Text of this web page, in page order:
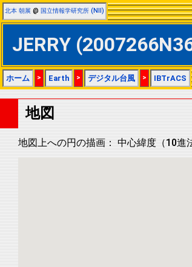
北本 朝展 @ 国立情報学研究所 (NII)
JERRY
ホーム > Earth > デジタル台風 > IBTrACS
地図
地図上への円の描画： 中心緯度（10進